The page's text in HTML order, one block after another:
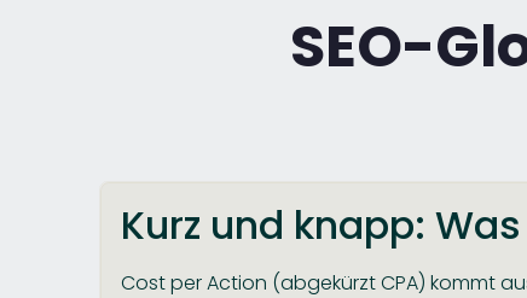
SEO-
Kurz und knapp:
Cost per Action (abgekürzt CPA) kommt